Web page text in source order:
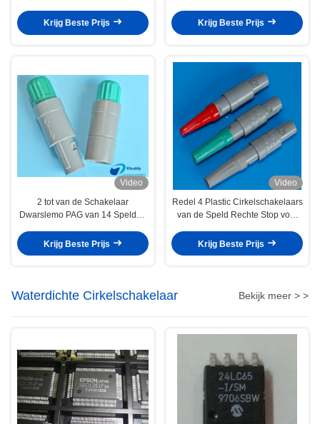
Schakelaar
Krijg Beste Prijs
vrouwelijke spelden
Krijg Beste Prijs
Video
2 tot van de Schakelaar
Dwarslemo PAG van 14 Spelden
de Stopprg Vergaarbak
Krijg Beste Prijs
Video
Redel 4 Plastic Cirkelschakelaars
van de Speld Rechte Stop voor
Krijg Beste Prijs
Waterdichte Cirkelschakelaar Bekijk meer > >